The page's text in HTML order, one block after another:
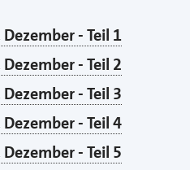
- Teil 1
- Teil 2
- Teil 3
- Teil 4
- Teil 5